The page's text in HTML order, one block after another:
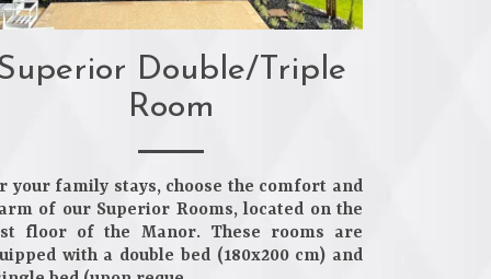
Double/Triple
Room
your family stays, choose the comfort and
of our Superior Rooms, located on the
floor of the Manor. These rooms are
with a double bed (180x200 cm) and